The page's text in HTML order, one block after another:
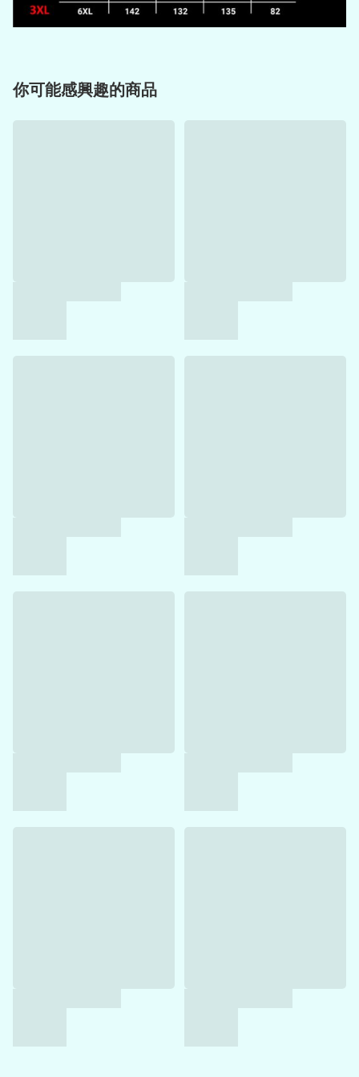
你可能感興趣的商品